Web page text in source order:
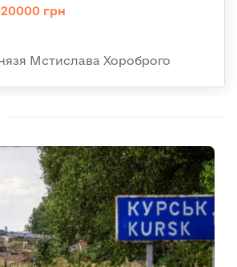
грн
Мстислава Хороброго